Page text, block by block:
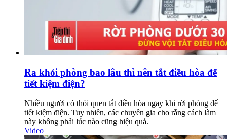
Ra khỏi phòng bao lâu thì nên tắt điều hòa để
tiết kiệm điện?
Nhiều người có thói quen tắt điều hòa ngay khi rời phòng để
tiết kiệm điện. Tuy nhiên, các chuyên gia cho rằng cách làm
này không phải lúc nào cũng hiệu quả.
Video